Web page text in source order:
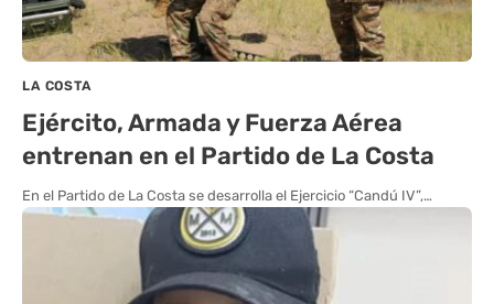
LA COSTA
Ejército, Armada y Fuerza Aérea
entrenan en el Partido de La Costa
En el Partido de La Costa se desarrolla el Ejercicio “Candú IV”,…